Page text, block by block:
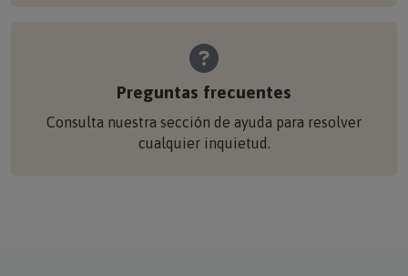
Preguntas frecuentes
Consulta nuestra sección de ayuda para resolver
cualquier inquietud.